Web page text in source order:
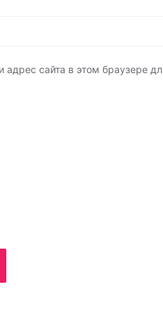
адрес сайта в этом браузере